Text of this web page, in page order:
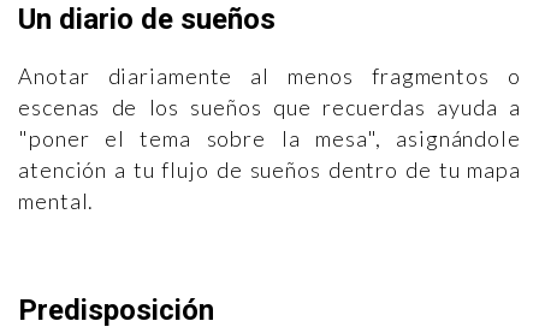
Un diario de sueños
Anotar diariamente al menos fragmentos o
escenas de los sueños que recuerdas ayuda a
"poner el tema sobre la mesa", asignándole
atención a tu flujo de sueños dentro de tu mapa
mental.
Predisposición